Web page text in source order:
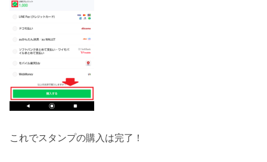
これでスタンプの購入は完了！